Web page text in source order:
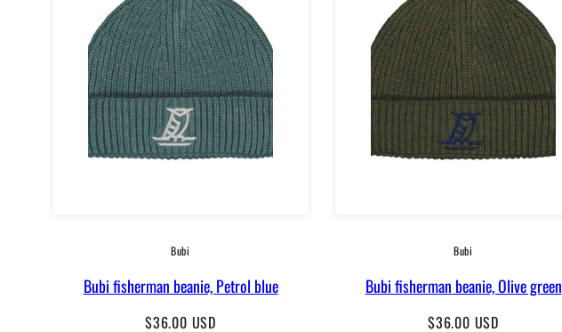
Bubi
Bubi fisherman beanie, Petrol blue
Regular
$36.00 USD
Bubi
Bubi fisherman beanie, Olive green
Regular
$36.00 USD